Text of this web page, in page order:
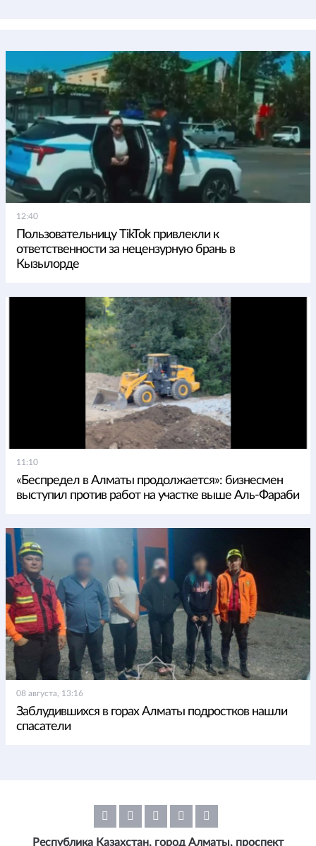
12:40
Пользовательницу TikTok привлекли к
ответственности за нецензурную брань в
Кызылорде
11:10
«Беспредел в Алматы продолжается»: бизнесмен
выступил против работ на участке выше Аль-Фараби
08 августа, 13:16
Заблудившихся в горах Алматы подростков нашли
спасатели
Республика Казахстан, город Алматы, проспект